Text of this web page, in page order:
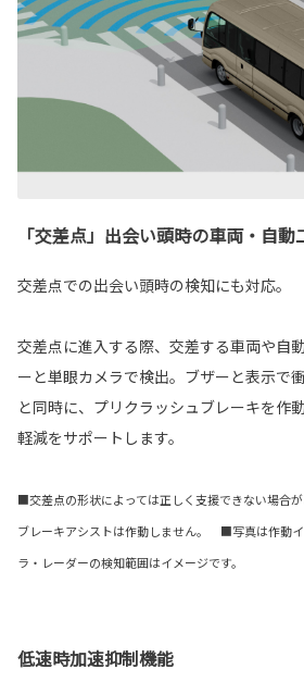
「交差点」出会い頭時の車両・自
交差点での出会い頭時の検知にも対応。
交差点に進入する際、交差する車両や自
ーと単眼カメラで検出。ブザーと表示で
と同時に、プリクラッシュブレーキを作
軽減をサポートします。
■交差点の形状によっては正しく支援できない場合
ブレーキアシストは作動しません。 ■写真は作動
ラ・レーダーの検知範囲はイメージです。
低速時加速抑制機能